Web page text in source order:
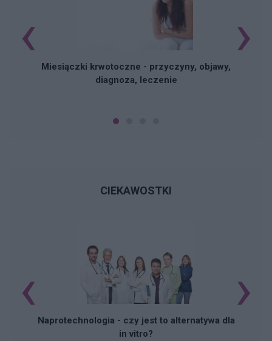
Miesiączki krwotoczne - przyczyny, objawy,
diagnoza, leczenie
‹ ›
CIEKAWOSTKI
Naprotechnologia - czy jest to alternatywa dla
in vitro?
‹ ›